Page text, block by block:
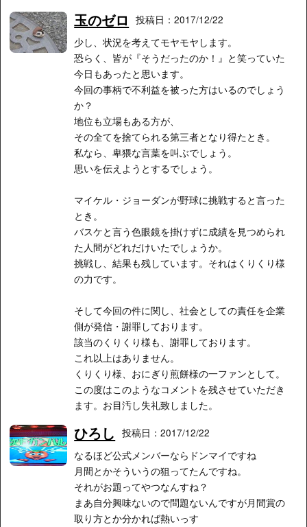
玉のゼロ
投稿日：2017/12/22
少し、状況を考えてモヤモヤします。
恐らく、皆が『そうだったのか！』と笑っていた
今日もあったと思います。
今回の事柄で不利益を被った方はいるのでしょう
か？
地位も立場もある方が、
その全てを捨てられる第三者となり得たとき。
私なら、卑猥な言葉を叫ぶでしょう。
思いを伝えようとするでしょう。
マイケル・ジョーダンが野球に挑戦すると言った
とき。
バスケと言う色眼鏡を掛けずに成績を見つめられ
た人間がどれだけいたでしょうか。
挑戦し、結果も残しています。それはくりくり様
の力です。
そして今回の件に関し、社会としての責任を企業
側が発信・謝罪しております。
該当のくりくり様も、謝罪しております。
これ以上はありません。
くりくり様、おにぎり煎餅様の一ファンとして。
この度はこのようなコメントを残させていただき
ます。お目汚し失礼致しました。
ひろし
投稿日：2017/12/22
なるほど公式メンバーならドンマイですね
月間とかそういうの狙ってたんですね。
それがお題ってやつなんすね？
まあ自分興味ないので問題ないんですが月間賞の
取り方とか分かれば熱いっす